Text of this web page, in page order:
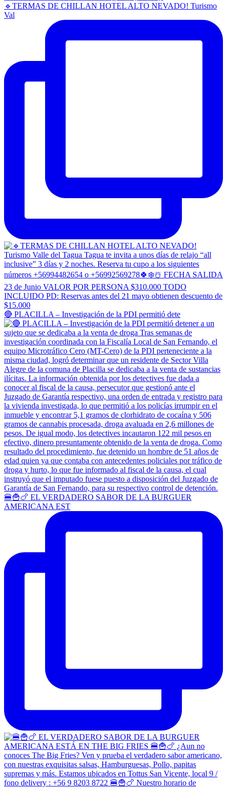
🔹TERMAS DE CHILLAN HOTEL ALTO NEVADO! Turismo
Val
🔴 PLACILLA – Investigación de la PDI permitió dete
🍔🍟🍗 EL VERDADERO SABOR DE LA BURGUER
AMERICANA EST